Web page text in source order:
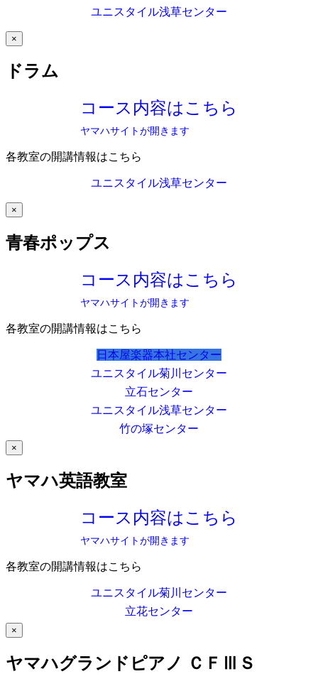
ユニスタイル浅草センター
×
ドラム
コース内容はこちら
ヤマハサイトが開きます
各教室の開講情報はこちら
ユニスタイル浅草センター
×
青春ポップス
コース内容はこちら
ヤマハサイトが開きます
各教室の開講情報はこちら
日本屋楽器本社センター
ユニスタイル菊川センター
立石センター
ユニスタイル浅草センター
竹の塚センター
×
ヤマハ英語教室
コース内容はこちら
ヤマハサイトが開きます
各教室の開講情報はこちら
ユニスタイル菊川センター
立花センター
×
ヤマハグランドピアノ ＣＦⅢＳ